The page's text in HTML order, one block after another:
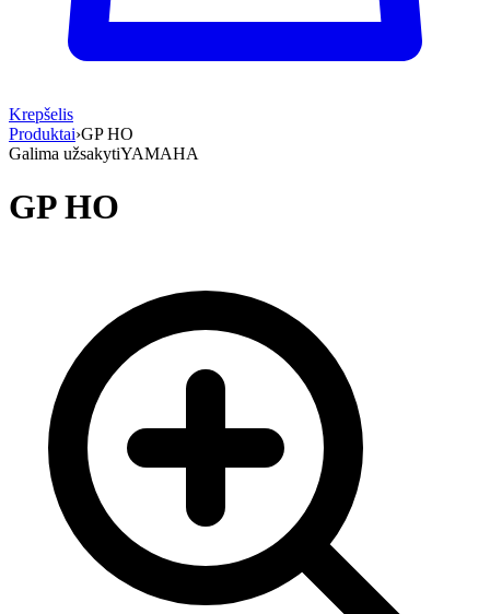
Krepšelis
Produktai›GP HO
Galima užsakytiYAMAHA
GP HO